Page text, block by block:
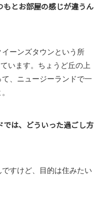
とお部屋の感じが違うん
ーンズタウンという所
います。ちょうど丘の上
、ニュージーランドで一
は、どういった過ごし方
すけど、目的は住みたい